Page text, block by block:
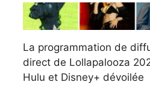
La programmation de
direct de Lollapalooza
Hulu et Disney+ dévoilée